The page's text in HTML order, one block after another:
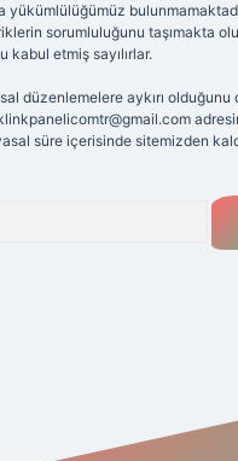
yükümlülüğümüz
sorumluluğunu taşımakta
kabul etmiş sayılırlar.
düzenlemelere aykırı olduğunu
süre içerisinde sitemizden